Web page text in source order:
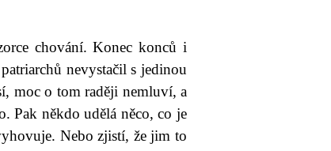
chování. Konec konců i
nevystačil s jedinou
moc o tom raději nemluví, a
Pak někdo udělá něco, co je
Nebo zjistí, že jim to